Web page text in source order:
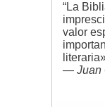
“La
valor
— Juan